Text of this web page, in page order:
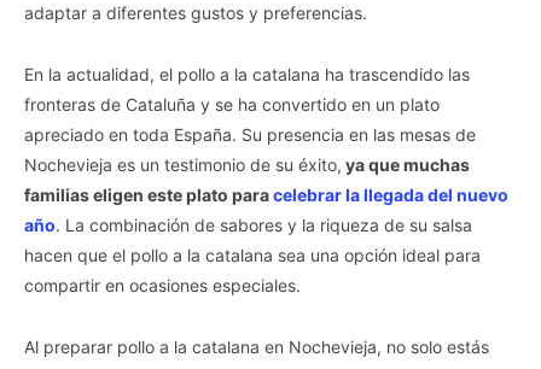
adaptar a diferentes gustos y preferencias.
En la actualidad, el pollo a la catalana ha trascendido las
fronteras de Cataluña y se ha convertido en un plato
apreciado en toda España. Su presencia en las mesas de
Nochevieja es un testimonio de su éxito, ya que muchas
familias eligen este plato paracelebrar la llegada del nuevo
año. La combinación de sabores y la riqueza de su salsa
hacen que el pollo a la catalana sea una opción ideal para
compartir en ocasiones especiales.
Al preparar pollo a la catalana en Nochevieja, no solo estás